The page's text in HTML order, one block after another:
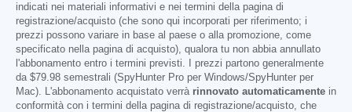
indicati nei materiali informativi e nei termini della pagina di
registrazione/acquisto (che sono qui incorporati per riferimento; i
prezzi possono variare in base al paese o alla promozione, come
specificato nella pagina di acquisto), qualora tu non abbia annullato
l'abbonamento entro i termini previsti. I prezzi partono generalmente
da $79.98 semestrali (SpyHunter Pro per Windows/SpyHunter per
Mac). L'abbonamento acquistato verrà rinnovato automaticamente in
conformità con i termini della pagina di registrazione/acquisto, che